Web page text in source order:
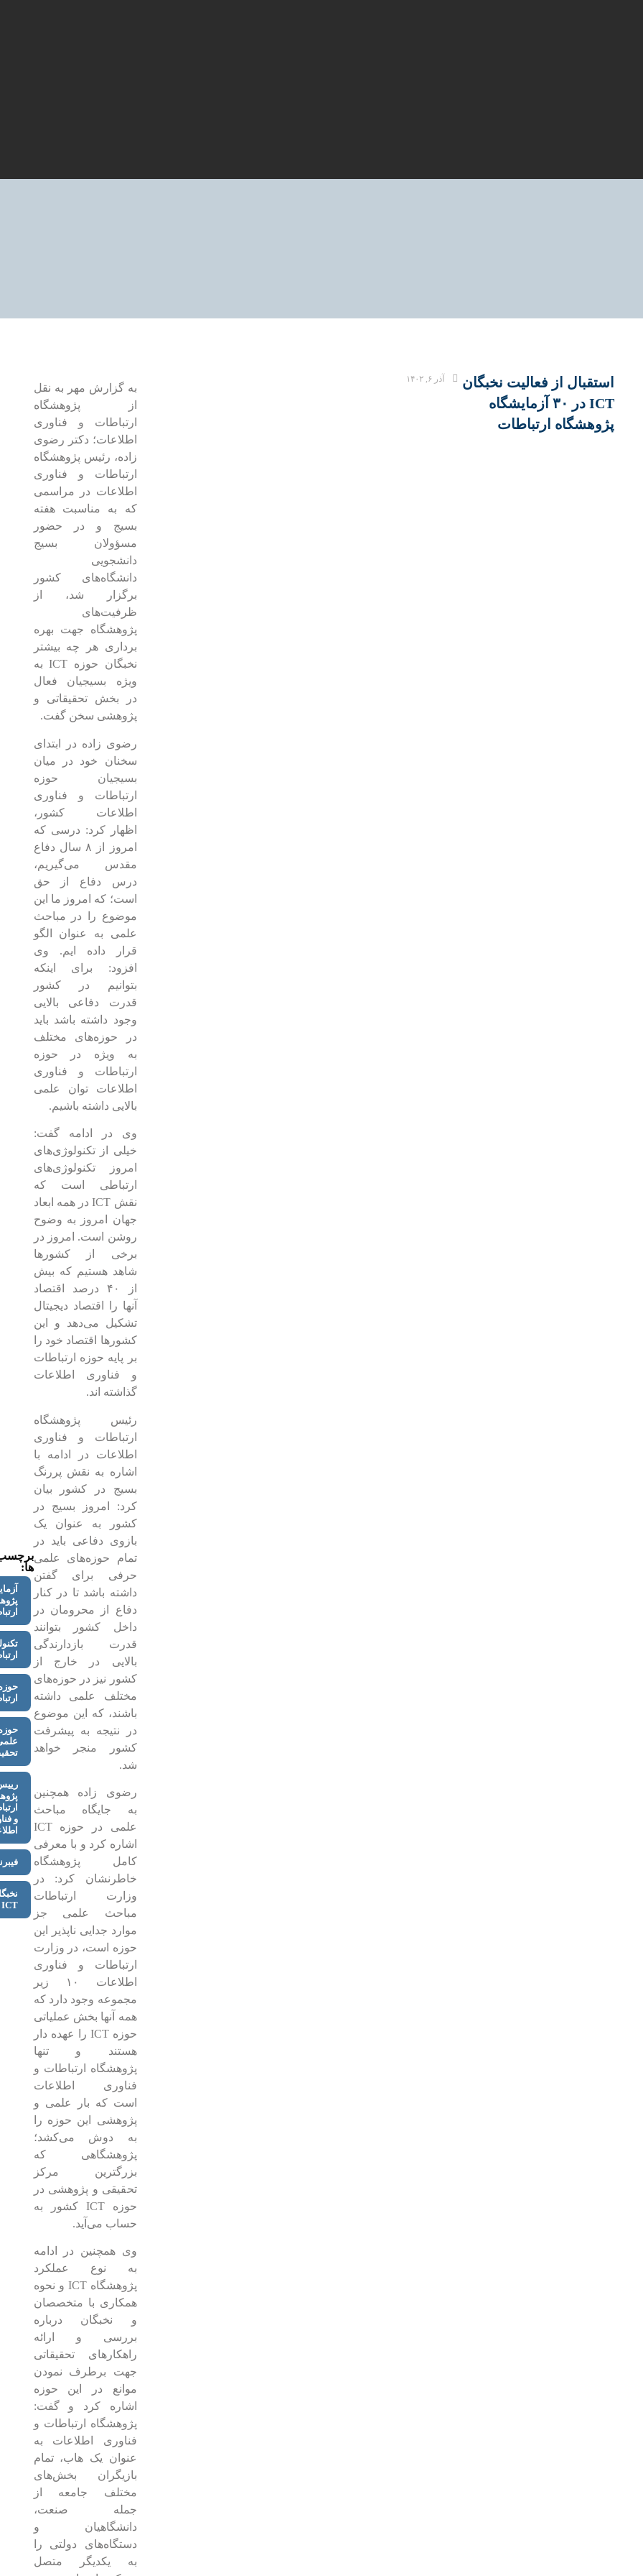
استقبال از فعالیت نخبگان
ICT در ۳۰ آزمایشگاه
پژوهشگاه ارتباطات
آذر ۶, ۱۴۰۲
به گزارش مهر به نقل
از پژوهشگاه
ارتباطات و فناوری
اطلاعات؛ دکتر رضوی
زاده، رئیس پژوهشگاه
ارتباطات و فناوری
اطلاعات در مراسمی
که به مناسبت هفته
بسیج و در حضور
مسؤولان بسیج
دانشجویی
دانشگاه‌های کشور
برگزار شد، از
ظرفیت‌های
پژوهشگاه جهت بهره
برداری هر چه بیشتر
نخبگان حوزه ICT به
ویژه بسیجیان فعال
در بخش تحقیقاتی و
پژوهشی سخن گفت.
رضوی زاده در ابتدای
سخنان خود در میان
بسیجیان حوزه
ارتباطات و فناوری
اطلاعات کشور،
اظهار کرد: درسی که
امروز از ۸ سال دفاع
مقدس می‌گیریم،
درس دفاع از حق
است؛ که امروز ما این
موضوع را در مباحث
علمی به عنوان الگو
قرار داده ایم. وی
افزود: برای اینکه
بتوانیم در کشور
قدرت دفاعی بالایی
وجود داشته باشد باید
در حوزه‌های مختلف
به ویژه در حوزه
ارتباطات و فناوری
اطلاعات توان علمی
بالایی داشته باشیم.
وی در ادامه گفت:
خیلی از تکنولوژی‌های
امروز تکنولوژی‌های
ارتباطی است که
نقش ICT در همه ابعاد
جهان امروز به وضوح
روشن است. امروز در
برخی از کشورها
شاهد هستیم که بیش
از ۴۰ درصد اقتصاد
آنها را اقتصاد دیجیتال
تشکیل می‌دهد و این
کشورها اقتصاد خود را
بر پایه حوزه ارتباطات
و فناوری اطلاعات
گذاشته اند.
رئیس پژوهشگاه
ارتباطات و فناوری
اطلاعات در ادامه با
اشاره به نقش پررنگ
بسیج در کشور بیان
کرد: امروز بسیج در
کشور به عنوان یک
بازوی دفاعی باید در
تمام حوزه‌های علمی
حرفی برای گفتن
داشته باشد تا در کنار
دفاع از محرومان در
داخل کشور بتوانند
قدرت بازدارندگی
بالایی در خارج از
کشور نیز در حوزه‌های
مختلف علمی داشته
باشند، که این موضوع
در نتیجه به پیشرفت
کشور منجر خواهد
شد.
رضوی زاده همچنین
به جایگاه مباحث
علمی در حوزه ICT
اشاره کرد و با معرفی
کامل پژوهشگاه
خاطرنشان کرد: در
وزارت ارتباطات
مباحث علمی جز
موارد جدایی ناپذیر این
حوزه است، در وزارت
ارتباطات و فناوری
اطلاعات ۱۰ زیر
مجموعه وجود دارد که
همه آنها بخش عملیاتی
حوزه ICT را عهده دار
هستند و تنها
پژوهشگاه ارتباطات و
فناوری اطلاعات
است که بار علمی و
پژوهشی این حوزه را
به دوش می‌کشد؛
پژوهشگاهی که
بزرگترین مرکز
تحقیقی و پژوهشی در
حوزه ICT کشور به
حساب می‌آید.
وی همچنین در ادامه
به نوع عملکرد
پژوهشگاه ICT و نحوه
همکاری با متخصصان
و نخبگان درباره
بررسی و ارائه
راهکارهای تحقیقاتی
جهت برطرف نمودن
موانع در این حوزه
اشاره کرد و گفت:
پژوهشگاه ارتباطات و
فناوری اطلاعات به
عنوان یک هاب، تمام
بازیگران بخش‌های
مختلف جامعه از
جمله صنعت،
دانشگاهیان و
دستگاه‌های دولتی را
به یکدیگر متصل
ها:
و
ICT